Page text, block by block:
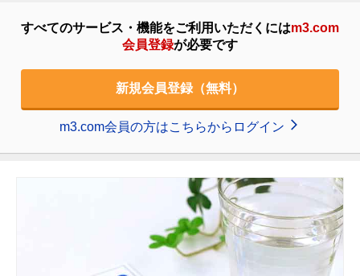
すべてのサービス・機能をご利用いただくにはm3.com
会員登録が必要です
新規会員登録（無料）
m3.com会員の方はこちらからログイン